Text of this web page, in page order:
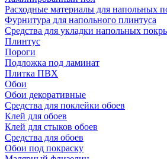
Расходные материалы для напольных
Фурнитура для напольного плинтуса
Средства для укладки напольных
Плинтус
Пороги
Подложка под ламинат
Плитка ПВХ
Обои
Обои декоративные
Средства для поклейки обоев
Клей для обоев
Клей для стыков обоев
Средства для обоев
Обои под покраску